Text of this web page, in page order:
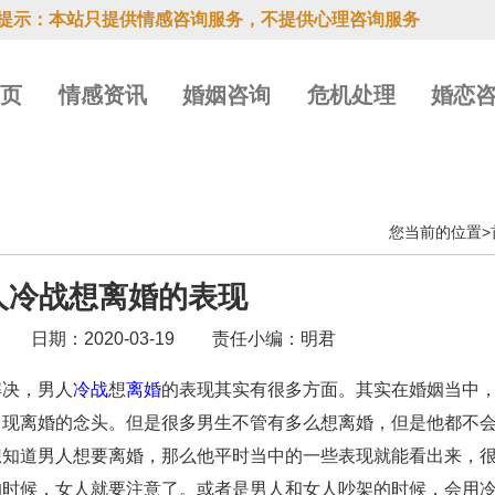
示：本站只提供情感咨询服务，不提供心理咨询服务
情感资讯 婚姻咨询 危机处理 婚恋
您当前的位置>
冷战想离婚的表现
日期：2020-03-19 责任小编：明君
，男人 冷战想离婚的表现其实有很多方面。其实在婚姻当中
离婚的念头。但是很多男生不管有多么想离婚，但是他都不
道男人想要离婚，那么他平时当中的一些表现就能看出来，
候，女人就要注意了。或者是男人和女人吵架的时候，会用